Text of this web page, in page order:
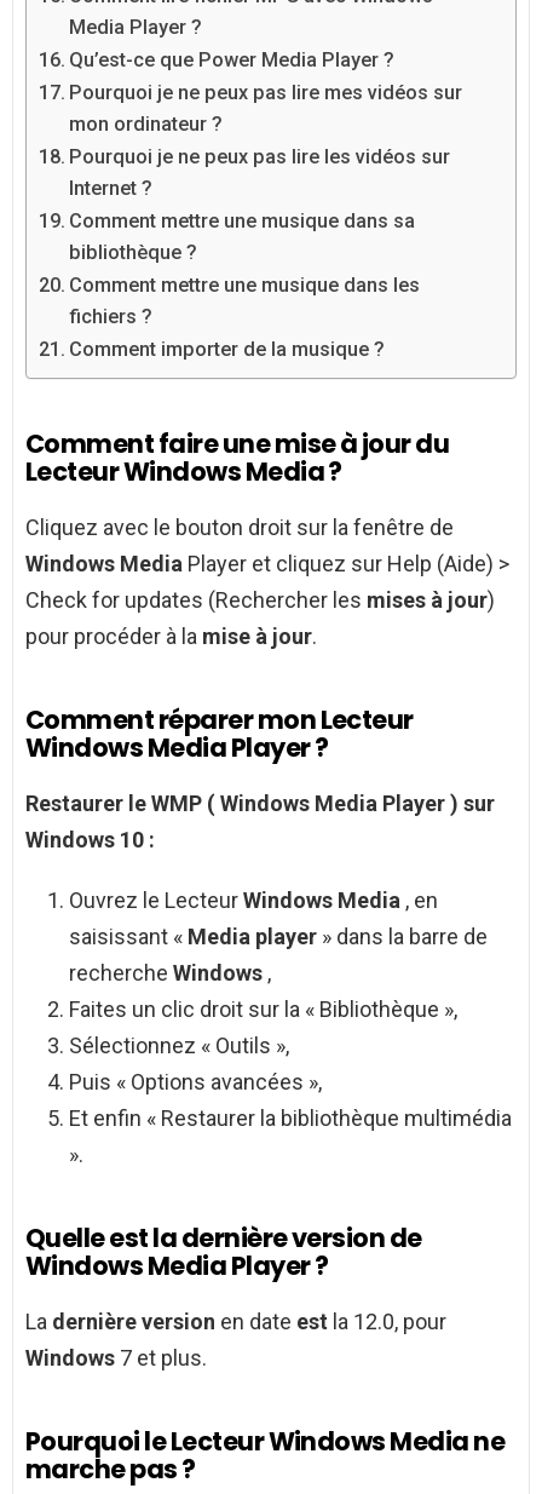
Media Player ?
Qu’est-ce que Power Media Player ?
Pourquoi je ne peux pas lire mes vidéos sur
mon ordinateur ?
Pourquoi je ne peux pas lire les vidéos sur
Internet ?
Comment mettre une musique dans sa
bibliothèque ?
Comment mettre une musique dans les
fichiers ?
Comment importer de la musique ?
Comment faire une mise à jour du
Lecteur Windows Media ?
Cliquez avec le bouton droit sur la fenêtre de
Windows Media Player et cliquez sur Help (Aide) >
Check for updates (Rechercher les mises à jour)
pour procéder à la mise à jour.
Comment réparer mon Lecteur
Windows Media Player ?
Restaurer leWMP (Windows Media Player) sur
Windows 10 :
Ouvrez le LecteurWindows Media , en
saisissant « Media player » dans la barre de
recherche Windows ,
Faites un clic droit sur la « Bibliothèque »,
Sélectionnez « Outils »,
Puis « Options avancées »,
Et enfin « Restaurer la bibliothèque multimédia
».
Quelle est la dernière version de
Windows Media Player ?
La dernière version en date est la 12.0, pour
Windows 7 et plus.
Pourquoi le Lecteur Windows Media ne
marche pas ?